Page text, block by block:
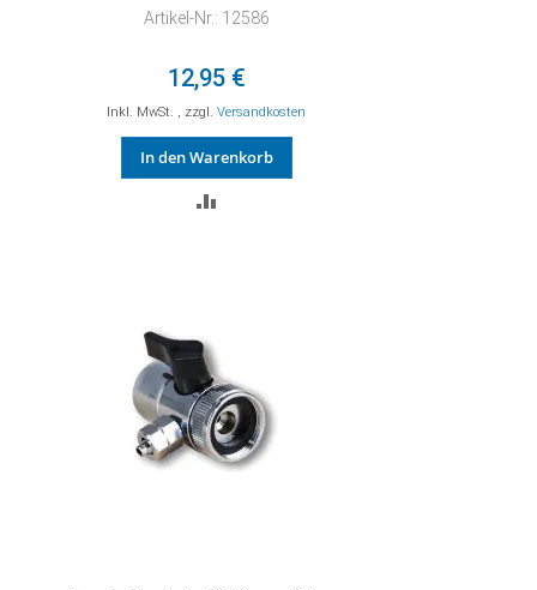
Artikel-Nr.: 12586
12,95 €
Inkl. MwSt. , zzgl.Versandkosten
In den Warenkorb